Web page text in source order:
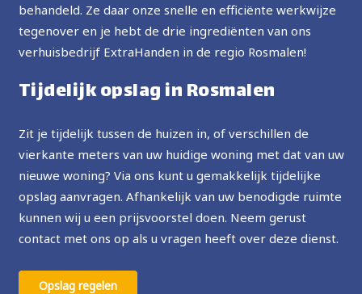
behandeld. Ze daar onze snelle en efficiënte werkwijze
tegenover en je hebt de drie ingrediënten van ons
verhuisbedrijf ExtraHanden in de regio Rosmalen!
Tijdelijk opslag in Rosmalen
Zit je tijdelijk tussen de huizen in, of verschillen de
vierkante meters van uw huidige woning met dat van uw
nieuwe woning? Via ons kunt u gemakkelijk tijdelijke
opslag aanvragen. Afhankelijk van uw benodigde ruimte
kunnen wij u een prijsvoorstel doen. Neem gerust
contact met ons op als u vragen heeft over deze dienst.
Opslag regelen